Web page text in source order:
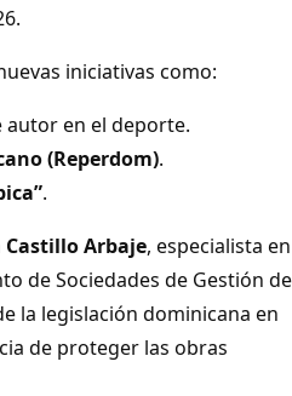
iniciativas como:
autor en el deporte.
(Reperdom).
.
Castillo Arbaje, especialista en
de Sociedades de Gestión
la legislación dominicana en
de proteger las obras